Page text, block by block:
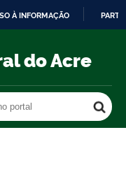
À INFORMAÇÃO
do Acre
Buscar no portal